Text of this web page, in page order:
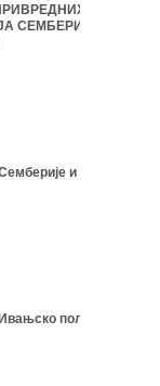
СЕМБЕРИЈЕ,
и
поље: